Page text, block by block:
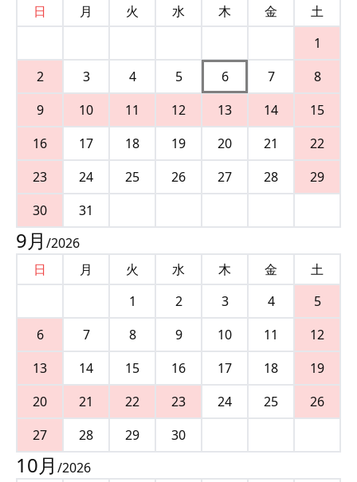
日
月 火 水 木 金
土
1
2
3 4 5 6 7
8
9
10 11 12 13 14
15
16
17 18 19 20 21
22
23
24 25 26 27 28
29
30
31
9月 /2026
日
月 火 水 木 金
土
1
2 3 4
5
6
7 8 9 10 11
12
13
14 15 16 17 18
19
20
21 22 23 24 25
26
27
28 29 30
10月 /2026